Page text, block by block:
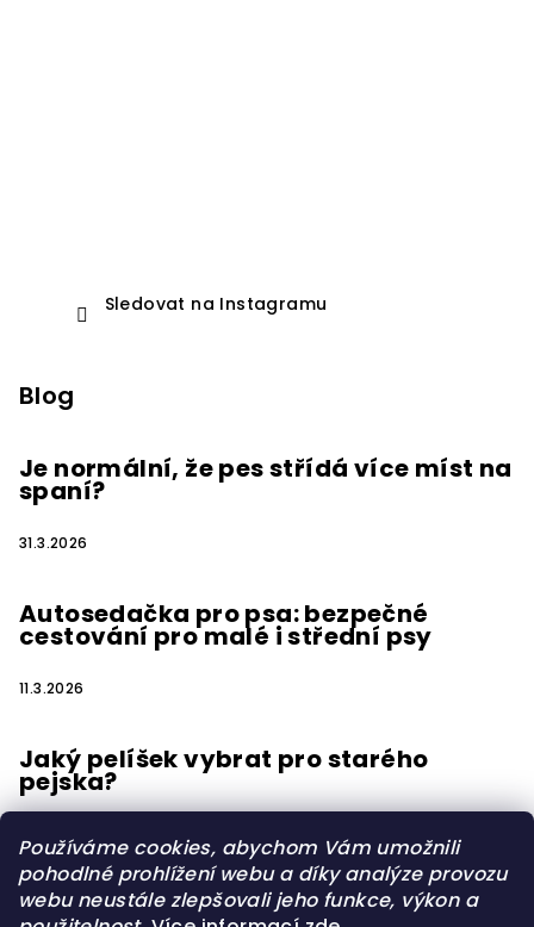
Používáme cookies, abychom Vám umožnili
pohodlné prohlížení webu a díky analýze provozu
webu neustále zlepšovali jeho funkce, výkon a
Sledovat na Instagramu
Blog
Je normální, že pes střídá více míst na
spaní?
31.3.2026
Autosedačka pro psa: bezpečné
cestování pro malé i střední psy
11.3.2026
Jaký pelíšek vybrat pro starého
pejska?
15.2.2026